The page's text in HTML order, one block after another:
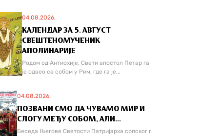
04.08.2026.
КАЛЕНДАР ЗА 5. АВГУСТ
СВЕШТЕНОМУЧЕНИК
АПОЛИНАРИЈЕ
Родом од Антиохије. Свети апостол Петар га
је одвео са собом у Рим, где га је...
04.08.2026.
ПОЗВАНИ СМО ДА ЧУВАМО МИР И
СЛОГУ МЕЂУ СОБОМ, АЛИ...
Беседа Његове Светости Патријарха српског г.